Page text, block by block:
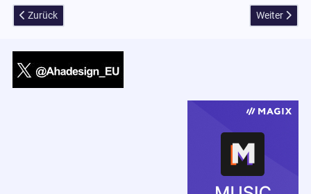
Vorheriger Beitrag: Ashampoo Backup Pro 27 steht neu zum
Zurück Nächster
Weiter